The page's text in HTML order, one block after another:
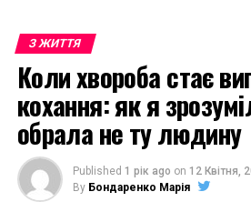
З ЖИТТЯ
Коли хвороба стає
кохання: як я
обрала не ту людину
Published 1 рік ago on 12 Квітня,
By Бондаренко Марія